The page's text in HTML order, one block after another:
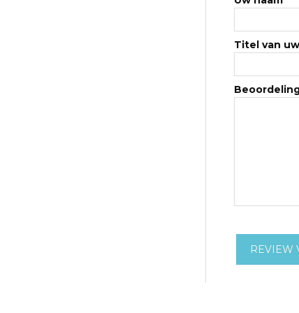
Titel van
REVIEW